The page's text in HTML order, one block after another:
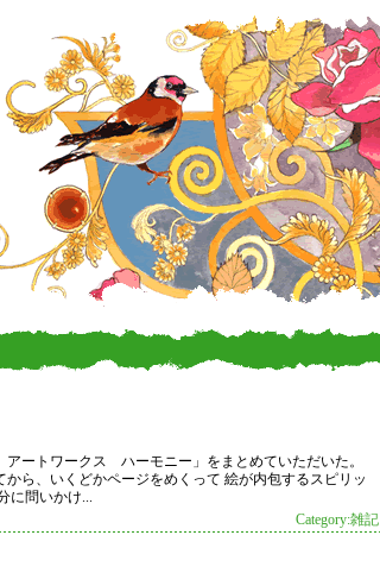
ートワークス ハーモニー」をまとめていただいた。
ら、いくどかページをめくって 絵が内包するスピリッ
に問いかけ...
Category:雑記